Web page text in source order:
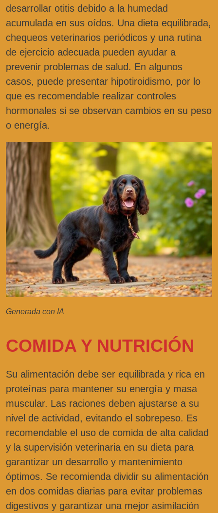
desarrollar otitis debido a la humedad
acumulada en sus oídos. Una dieta equilibrada,
chequeos veterinarios periódicos y una rutina
de ejercicio adecuada pueden ayudar a
prevenir problemas de salud. En algunos
casos, puede presentar hipotiroidismo, por lo
que es recomendable realizar controles
hormonales si se observan cambios en su peso
o energía.
Generada con IA
COMIDA Y NUTRICIÓN
Su alimentación debe ser equilibrada y rica en
proteínas para mantener su energía y masa
muscular. Las raciones deben ajustarse a su
nivel de actividad, evitando el sobrepeso. Es
recomendable el uso de comida de alta calidad
y la supervisión veterinaria en su dieta para
garantizar un desarrollo y mantenimiento
óptimos. Se recomienda dividir su alimentación
en dos comidas diarias para evitar problemas
digestivos y garantizar una mejor asimilación